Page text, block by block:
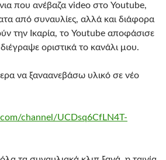
που ανέβαζα video στο Youtube,
από συναυλίες, αλλά και διάφορα
την Ικαρία, το Youtube αποφάσισε
διέγραψε οριστικά το κανάλι μου.
να ξαναανεβάσω υλικό σε νέο
channel/UCDsq6CfLN4T-